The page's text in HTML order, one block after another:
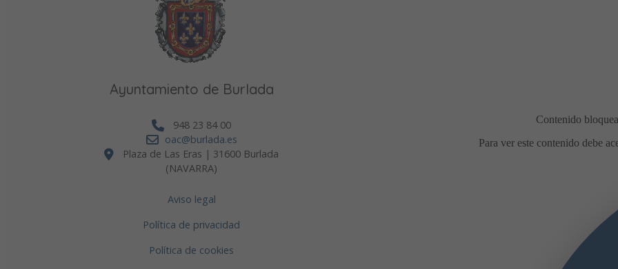
Con motivo de las
fiestas de agosto, el Ayuntamiento de
Ayuntamiento de Burlada
948 23 84 00
oac@burlada.es
Plaza de Las Eras | 31600 Burlada
(NAVARRA)
Aviso legal
Política de privacidad
Política de cookies